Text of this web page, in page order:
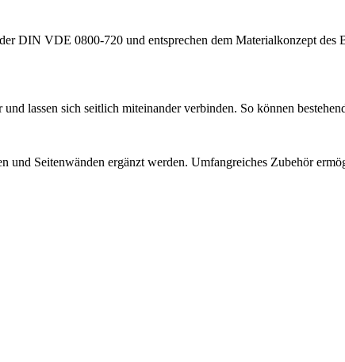
DIN VDE 0800-720 und entsprechen dem Materialkonzept
lassen sich seitlich miteinander verbinden. So können
und Seitenwänden ergänzt werden. Umfangreiches Zubehör